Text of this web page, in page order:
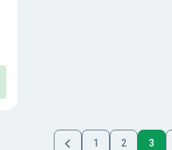
1 2 3